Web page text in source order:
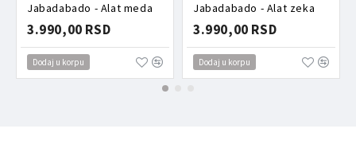
Jabadabado - Alat meda
3.990,00 RSD
Dodaj u korpu
Jabadabado - Alat zeka
3.990,00 RSD
Dodaj u korpu